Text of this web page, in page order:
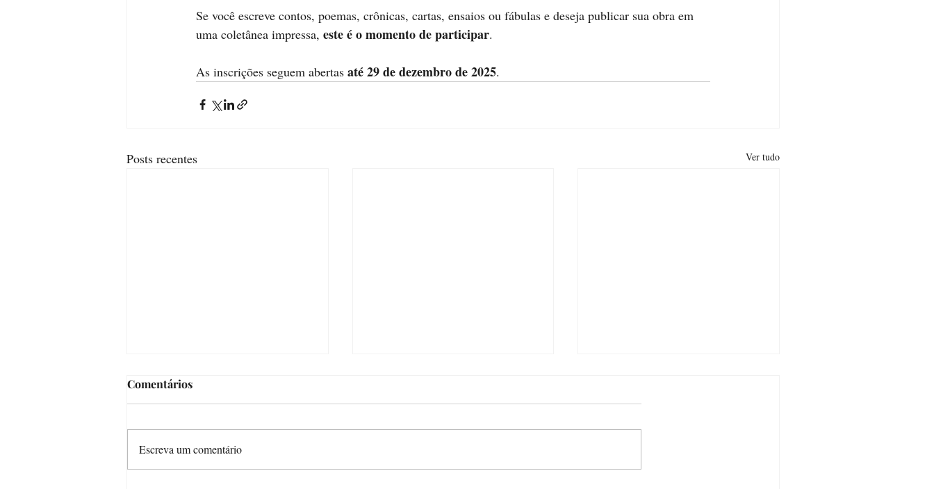
Se você escreve contos, poemas, crônicas, cartas, ensaios ou fábulas e deseja publicar sua obra em
uma coletânea impressa, este é o momento de participar.
As inscrições seguem abertas até 29 de dezembro de 2025.
Posts recentes Ver tudo
Comentários
Escreva um comentário